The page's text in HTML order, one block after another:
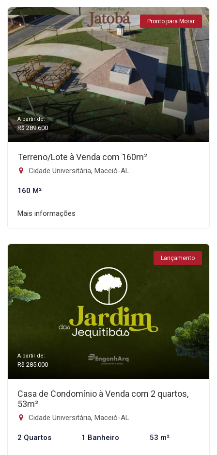
Pronto para Morar
A partir de:
R$ 289.600
Terreno/Lote à Venda com 160m²
Cidade Universitária, Maceió-AL
160 M²
Mais informações
Lançamento
A partir de:
R$ 285.000
Casa de Condomínio à Venda com 2 quartos,
53m²
Cidade Universitária, Maceió-AL
2 Quartos 1 Banheiro 53 m²